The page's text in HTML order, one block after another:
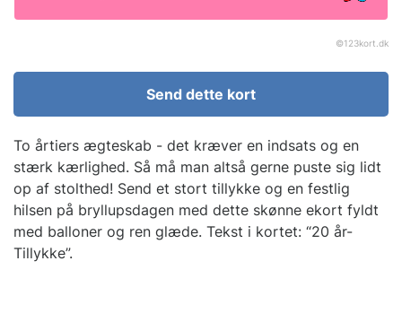
©123kort.dk
Send dette kort
To årtiers ægteskab - det kræver en indsats og en
stærk kærlighed. Så må man altså gerne puste sig lidt
op af stolthed! Send et stort tillykke og en festlig
hilsen på bryllupsdagen med dette skønne ekort fyldt
med balloner og ren glæde. Tekst i kortet: “20 år-
Tillykke”.